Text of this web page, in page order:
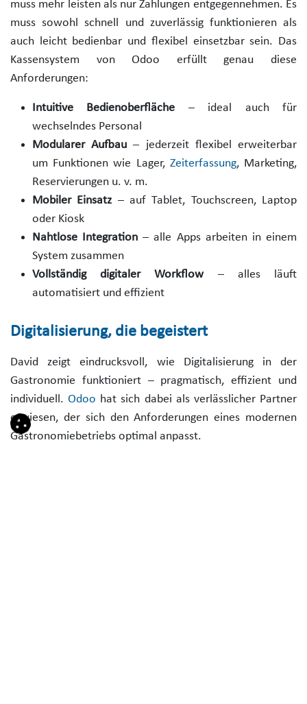
muss mehr leisten als nur Zahlungen entgegennehmen. Es
muss sowohl schnell und zuverlässig funktionieren als
auch leicht bedienbar und flexibel einsetzbar sein. Das
Kassensystem von Odoo erfüllt genau diese
Anforderungen:
Intuitive Bedienoberfläche – ideal auch für
wechselndes Personal
Modularer Aufbau – jederzeit flexibel erweiterbar
um Funktionen wie Lager, Zeiterfassung, Marketing,
Reservierungen u. v. m.
Mobiler Einsatz – auf Tablet, Touchscreen, Laptop
oder Kiosk
Nahtlose Integration – alle Apps arbeiten in einem
System zusammen
Vollständig digitaler Workflow – alles läuft
automatisiert und effizient
Digitalisierung, die begeistert
David zeigt eindrucksvoll, wie Digitalisierung in der
Gastronomie funktioniert – pragmatisch, effizient und
individuell.Odoo hat sich dabei als verlässlicher Partner
erwiesen, der sich den Anforderungen eines modernen
Gastronomiebetriebs optimal anpasst.